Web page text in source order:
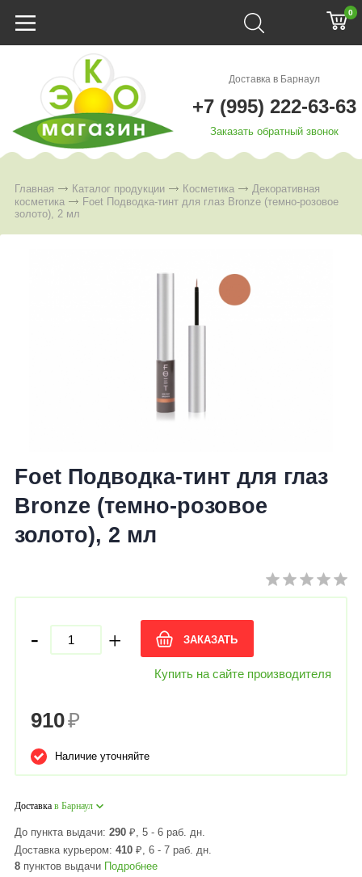
0
Доставка в Барнаул
+7 (995) 222-63-63
Заказать обратный звонок
Главная Каталог продукции Косметика
Декоративная
косметика
Foet Подводка-тинт для глаз Bronze (темно-розовое
золото), 2 мл
Foet Подводка-тинт для глаз
Bronze (темно-розовое
золото), 2 мл
- + ЗАКАЗАТЬ
Купить на сайте производителя
910₽
Наличие уточняйте
Доставка в Барнаул
До пункта выдачи: 290 ₽, 5 - 6 раб. дн.
Доставка курьером: 410 ₽, 6 - 7 раб. дн.
8 пунктов выдачи Подробнее